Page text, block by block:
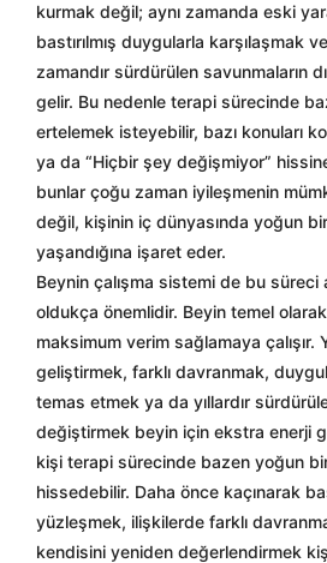
kurmak değil; aynı zamanda eski
bastırılmış duygularla karşılaşmak
zamandır sürdürülen savunmaların
gelir. Bu nedenle terapi sürecinde
ertelemek isteyebilir, bazı konuları
ya da “Hiçbir şey değişmiyor”
bunlar çoğu zaman iyileşmenin
değil, kişinin iç dünyasında yoğun
yaşandığına işaret eder.
Beynin çalışma sistemi de bu süreci
oldukça önemlidir. Beyin temel
maksimum verim sağlamaya çalışır.
geliştirmek, farklı davranmak,
temas etmek ya da yıllardır
değiştirmek beyin için ekstra enerji
kişi terapi sürecinde bazen yoğun
hissedebilir. Daha önce kaçınarak
yüzleşmek, ilişkilerde farklı
kendisini yeniden değerlendirmek